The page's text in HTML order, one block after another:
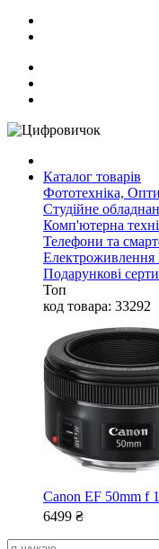
Каталог товарів
Фототехніка,
Студійне
Комп'ютерна
Телефони та
Електроживлення
Подарункові
Топ
код товара: 33292
Canon EF 50mm f
6499 ₴